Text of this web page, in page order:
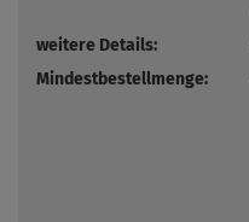
weitere Details:
Mindestbestellmenge: